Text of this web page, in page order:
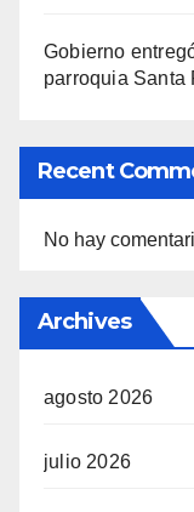
Gobierno
parroquia Santa
Recent
No hay
Archives
agosto 2026
julio 2026